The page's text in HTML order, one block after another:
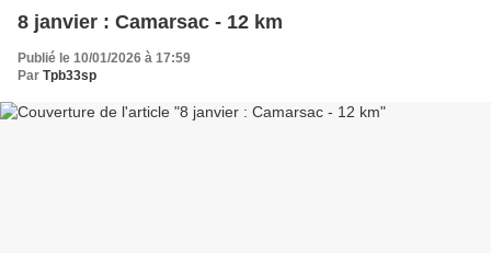
8 janvier : Camarsac - 12 km
Publié le 10/01/2026 à 17:59
Par Tpb33sp